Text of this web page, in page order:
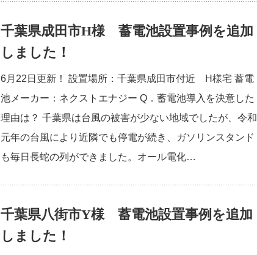
千葉県成田市H様 蓄電池設置事例を追加
しました！
6月22日更新！ 設置場所：千葉県成田市付近 H様宅 蓄電
池メーカー：ネクストエナジー Q．蓄電池導入を決意した
理由は？ 千葉県は台風の被害が少ない地域でしたが、令和
元年の台風により近隣でも停電が続き、ガソリンスタンド
も毎日長蛇の列ができました。オール電化…
千葉県八街市Y様 蓄電池設置事例を追加
しました！